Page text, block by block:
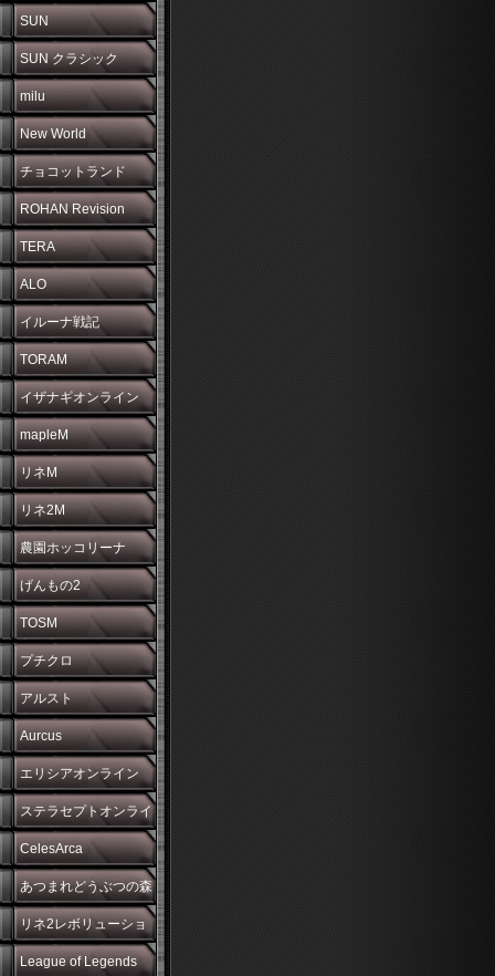
SUN
SUN クラシック
milu
New World
チョコットランド
ROHAN Revision
TERA
ALO
イルーナ戦記
TORAM
イザナギオンライン
mapleM
リネM
リネ2M
農園ホッコリーナ
げんもの2
TOSM
プチクロ
アルスト
Aurcus
エリシアオンライン
ステラセプトオンライ
ン
CelesArca
あつまれどうぶつの森
リネ2レボリューショ
ン
League of Legends